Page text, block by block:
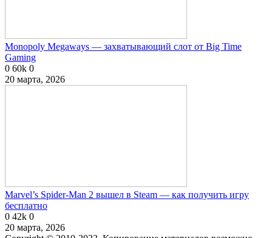
Monopoly Megaways — захватывающий слот от Big Time
Gaming
0 60k 0
20 марта, 2026
Marvel’s Spider-Man 2 вышел в Steam — как получить игру
бесплатно
0 42k 0
20 марта, 2026